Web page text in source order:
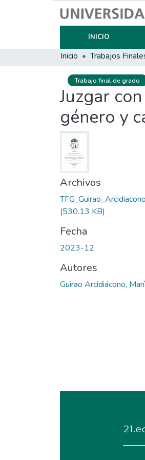
INICIO
Inicio
Trabajo final de grado
Juzgar
género y
Archivos
(530.13 KB)
Fecha
2023-12
Autores
Guirao Arcidiácono,